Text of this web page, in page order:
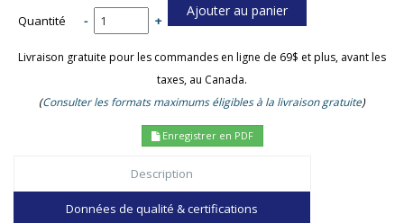
Quantité - +
Livraison gratuite pour les commandes en ligne de 69$ et plus, avant les
taxes, au Canada.
(Consulter les formats maximums éligibles à la livraison gratuite)
Enregistrer en PDF
Description
Données de qualité & certifications